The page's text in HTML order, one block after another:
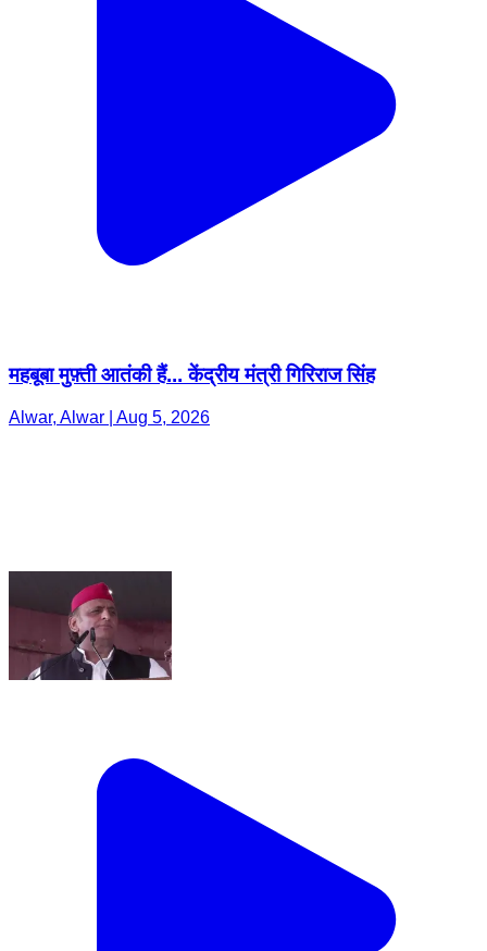
महबूबा मुफ़्ती आतंकी हैं... केंद्रीय मंत्री गिरिराज सिंह
Alwar, Alwar | Aug 5, 2026